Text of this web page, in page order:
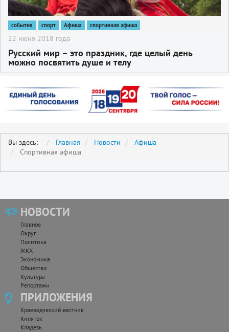
события спорт Афиша спортивная афиша
22 июня 2018 года
Русский мир – это праздник, где целый день
можно посвятить душе и телу
Вы здесь: Главная Новости
Афиша
Спортивная афиша
НОВОСТИ
Главное
Округ
Политика
ЖКХ
Экономика
Общество
Культура
Репортажи
ПРИЛОЖЕНИЯ
Краеведческий вестник
Кипяток
Кладезь